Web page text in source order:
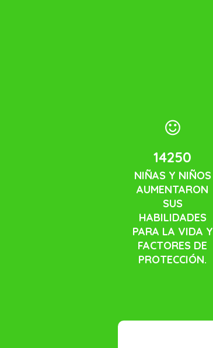
14250
NIÑAS Y NIÑOS
AUMENTARON
SUS
HABILIDADES
PARA LA VIDA Y
FACTORES DE
PROTECCIÓN.